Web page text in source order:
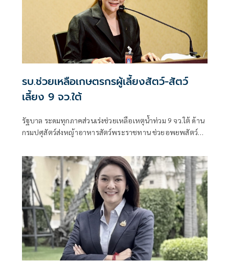
รบ.ช่วยเหลือเกษตรกรผู้เลี้ยงสัตว์-สัตว์
เลี้ยง 9 จว.ใต้
รัฐบาล ระดมทุกภาคส่วนเร่งช่วยเหลือเหตุน้ำท่วม 9 จว.ใต้ ด้าน
กรมปศุสัตว์ส่งหญ้าอาหารสัตว์พระราชทาน ช่วยอพยพสัตว์